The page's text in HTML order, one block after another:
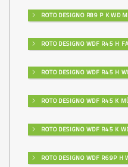
ROTO DESIGNO R89 P K WD
ROTO DESIGNO WDF R45 H
ROTO DESIGNO WDF R45 H
ROTO DESIGNO WDF R45 K
ROTO DESIGNO WDF R45 K
ROTO DESIGNO WDF R69P H